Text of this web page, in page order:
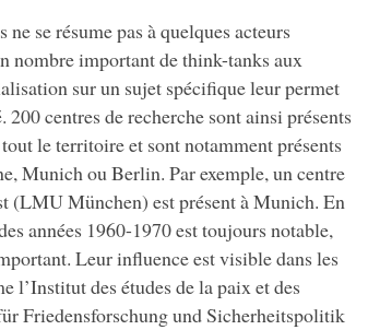
se résume pas à quelques acteurs
nombre important de think-tanks aux
sur un sujet spécifique leur permet
centres de recherche sont ainsi présents
le territoire et sont notamment présents
Munich ou Berlin. Par exemple, un centre
(LMU München) est présent à Munich. En
années 1960-1970 est toujours notable,
Leur influence est visible dans les
l’Institut des études de la paix et des
Friedensforschung und Sicherheitspolitik